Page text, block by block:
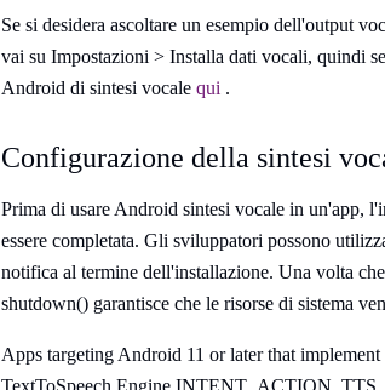
Se si desidera ascoltare un esempio dell'output
vai su Impostazioni > Installa dati vocali, quindi
Android di sintesi vocale qui .
Configurazione della sintesi
Prima di usare Android sintesi vocale in un'app,
essere completata. Gli sviluppatori possono
notifica al termine dell'installazione. Una volta
shutdown() garantisce che le risorse di sistema
Apps targeting Android 11 or later that implement